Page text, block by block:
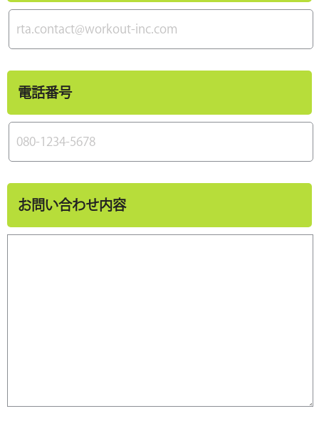
電話番号
お問い合わせ内容